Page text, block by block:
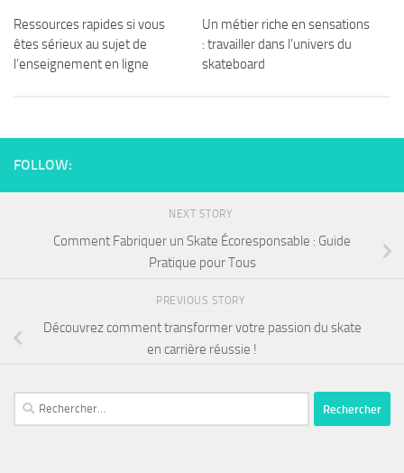
Ressources rapides si vous
êtes sérieux au sujet de
l’enseignement en ligne
Un métier riche en sensations
: travailler dans l’univers du
skateboard
FOLLOW:
NEXT STORY
Comment Fabriquer un Skate Écoresponsable : Guide
Pratique pour Tous
PREVIOUS STORY
Découvrez comment transformer votre passion du skate
en carrière réussie !